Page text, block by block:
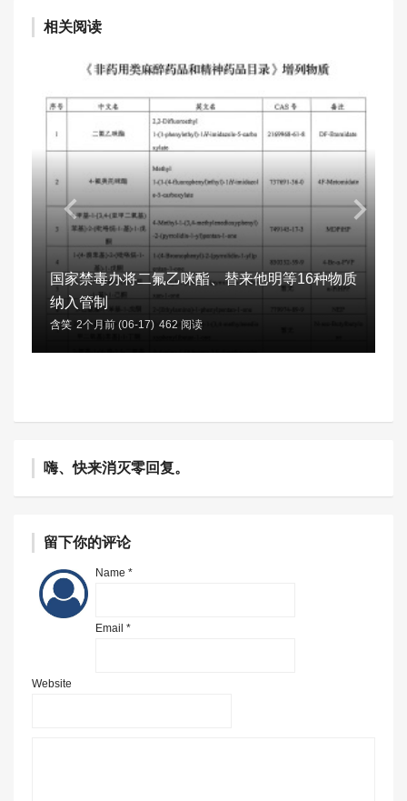
相关阅读
国家禁毒办将二氟乙咪酯、替来他明等16种物质
纳入管制
含笑 2个月前 (06-17) 462 阅读
嗨、快来消灭零回复。
留下你的评论
Name *
Email *
Website